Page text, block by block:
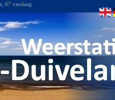
67 vandaag